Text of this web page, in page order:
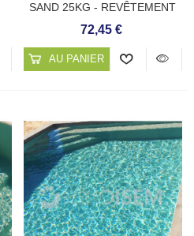
SAND 25KG - REVÊTEMENT
CONTINU DE PISCINE
72,45 €
AU PANIER